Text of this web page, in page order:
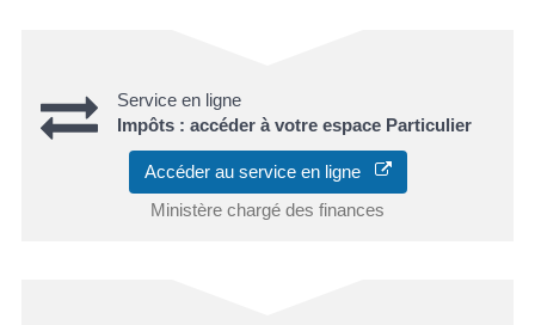
Service en ligne
Impôts : accéder à votre espace Particulier
Accéder au service en ligne
Ministère chargé des finances